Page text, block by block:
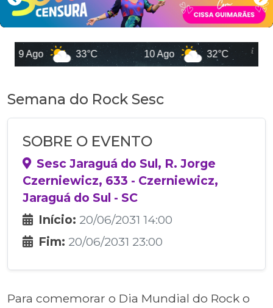
9 Ago 33°C 10 Ago 32°C
Semana do Rock Sesc
SOBRE O EVENTO
Sesc Jaraguá do Sul, R. Jorge
Czerniewicz, 633 - Czerniewicz,
Jaraguá do Sul - SC
Início: 20/06/2031 14:00
Fim: 20/06/2031 23:00
Para comemorar o Dia Mundial do Rock o